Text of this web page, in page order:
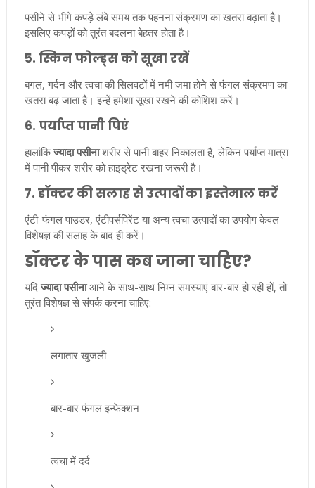
पसीने से भीगे कपड़े लंबे समय तक पहनना संक्रमण का खतरा बढ़ाता है।
इसलिए कपड़ों को तुरंत बदलना बेहतर होता है।
5. स्किन फोल्ड्स को सूखा रखें
बगल, गर्दन और त्वचा की सिलवटों में नमी जमा होने से फंगल संक्रमण का
खतरा बढ़ जाता है। इन्हें हमेशा सूखा रखने की कोशिश करें।
6. पर्याप्त पानी पिएं
हालांकिज्यादा पसीनाशरीर से पानी बाहर निकालता है, लेकिन पर्याप्त मात्रा
में पानी पीकर शरीर को हाइड्रेट रखना जरूरी है।
7. डॉक्टर की सलाह से उत्पादों का इस्तेमाल करें
एंटी-फंगल पाउडर, एंटीपर्सपिरेंट या अन्य त्वचा उत्पादों का उपयोग केवल
विशेषज्ञ की सलाह के बाद ही करें।
डॉक्टर के पास कब जाना चाहिए?
यदि ज्यादा पसीनाआने के साथ-साथ निम्न समस्याएं बार-बार हो रही हों, तो
तुरंत विशेषज्ञ से संपर्क करना चाहिए:
लगातार खुजली
बार-बार फंगल इन्फेक्शन
त्वचा में दर्द